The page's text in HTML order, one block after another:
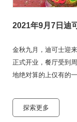
2021年9月7日迪
金秋九月，迪可士迎
正式开业，餐厅受到
地绝对算的上仅有的
探索更多